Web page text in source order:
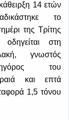
14 ετών
το
της Τρίτης
οδηγείται στη
γνωστός
του
και επτά
1,5 τόνου